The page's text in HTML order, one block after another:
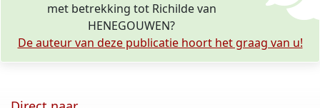
met betrekking tot Richilde van
HENEGOUWEN?
De auteur van deze publicatie hoort het graag van u!